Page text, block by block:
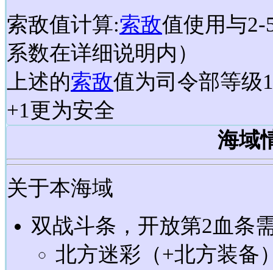
索敌值计算:索敌值使用与2-
系数在详细说明内）
上述的索敌值为司令部等级
+1更为安全
海域
关于本海域
双战斗条，开放第2血条
北方迷彩（+北方装备